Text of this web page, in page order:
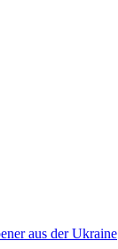
aus der Ukraine